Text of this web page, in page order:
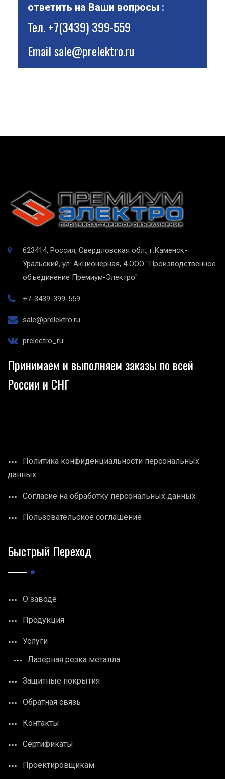
ответить на Ваши вопросы :
Тел.+7(3439) 399-559
Emailsale@prelektro.ru
623414, Россия, Свердловская обл., г.Каменск-
Уральский, ул. Акционерная, 4 ООО "Производственное
объединение Премиум-Электро"
+7-3439-399-559
sale@prelektro.ru
prelectro_ru
Принимаем и выполняем заказы по всей
России и СНГ
Политика конфиденциальности персональных
данных
Согласие на обработку персональных данных
Пользовательское соглашение
Быстрый Переход
О заводе
Продукция
Услуги
Лазерная резка металла
Защитные покрытия
Обратная связь
Контакты
Сертификаты
Проектировщикам